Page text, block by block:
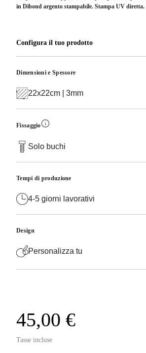
in Dibond argento stampabile. Stampa UV diretta.
Configura il tuo prodotto
Dimensioni e Spessore
22x22cm | 3mm
Fissaggio
Solo buchi
Tempi di produzione
4-5 giorni lavorativi
Design
Personalizza tu
45,00 €
Tasse incluse